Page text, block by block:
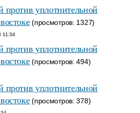
против уплотнительной
(просмотров: 1327)
11:34
против уплотнительной
(просмотров: 494)
против уплотнительной
(просмотров: 378)